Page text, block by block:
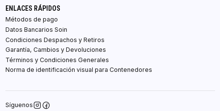
ENLACES RÁPIDOS
Métodos de pago
Datos Bancarios Soin
Condiciones Despachos y Retiros
Garantía, Cambios y Devoluciones
Términos y Condiciones Generales
Norma de identificación visual para Contenedores
Síguenos